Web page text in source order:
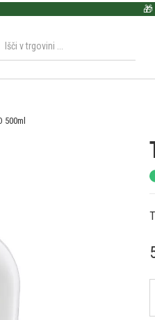
🎁 USTVARI RAČUN IN
500ml